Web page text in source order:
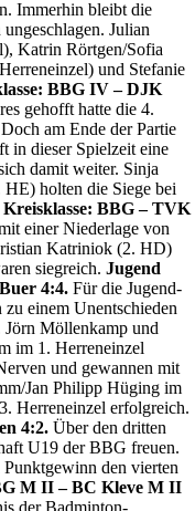
Immerhin bleibt die
Julian
Katrin Rörtgen/Sofia
und Stefanie
BBG IV – DJK
gehofft hatte die 4.
am Ende der Partie
in dieser Spielzeit eine
damit weiter. Sinja
holten die Siege bei
Kreisklasse: BBG – TVK
einer Niederlage von
Katriniok (2. HD)
siegreich. Jugend
4:4. Für die Jugend-
einem Unentschieden
Jörn Möllenkamp und
im 1. Herreneinzel
und gewannen mit
Jan Philipp Hüging im
Herreneinzel erfolgreich.
4:2. Über den dritten
U19 der BBG freuen.
den vierten
M II – BC Kleve M II
der Badminton-